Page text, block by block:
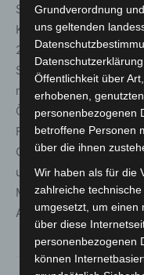
Social Media-Kanälen
Kampagnenwebsite
29.12.2023 werden
Städten im Zuge der
nebenan –
Öffentlichkeit
Fotos in Jena,
Geschichten zu ihren
und Fotografen in den
Magazin der
Ausstellungen
Grundverordnung
uns geltenden
Öffentlichkeit über
erhobenen,
personenbezogenen
betroffene Personen
über die ihnen
Wir haben als für die
zahlreiche
umgesetzt, um einen
über diese
personenbezogenen
können